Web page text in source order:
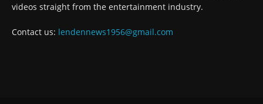
videos straight from the entertainment industry.
Contact us: lendennews1956@gmail.com